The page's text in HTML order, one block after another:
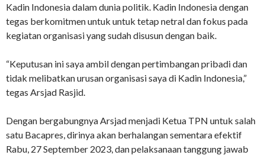
Kadin Indonesia dalam dunia politik. Kadin Indonesia dengan
tegas berkomitmen untuk untuk tetap netral dan fokus pada
kegiatan organisasi yang sudah disusun dengan baik.
“Keputusan ini saya ambil dengan pertimbangan pribadi dan
tidak melibatkan urusan organisasi saya di Kadin Indonesia,”
tegas Arsjad Rasjid.
Dengan bergabungnya Arsjad menjadi Ketua TPN untuk salah
satu Bacapres, dirinya akan berhalangan sementara efektif
Rabu, 27 September 2023, dan pelaksanaan tanggung jawab